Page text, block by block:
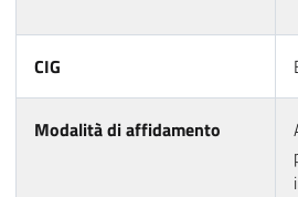
CIG
Modalità di affidamento